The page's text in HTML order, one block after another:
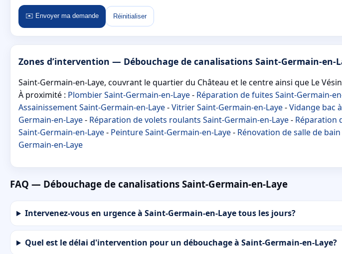
✉️ Envoyer ma demande Réinitialiser
Zones d’intervention — Débouchage de canalisations Saint-Germain-en-
Saint-Germain-en-Laye, couvrant le quartier du Château et le centre ainsi que Le
À proximité : Plombier Saint-Germain-en-Laye- Réparation de fuites Saint-Germain-
Assainissement Saint-Germain-en-Laye-Vitrier Saint-Germain-en-Laye-Vidange bac
Germain-en-Laye- Réparation de volets roulants Saint-Germain-en-Laye- Réparation
Saint-Germain-en-Laye- Peinture Saint-Germain-en-Laye- Rénovation de salle de
Germain-en-Laye
FAQ — Débouchage de canalisations Saint-Germain-en-Laye
Intervenez-vous en urgence à Saint-Germain-en-Laye tous les jours?
Quel est le délai d'intervention pour un débouchage à Saint-Germain-en-Laye?